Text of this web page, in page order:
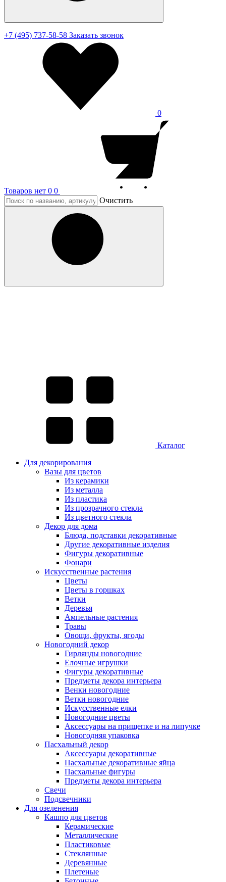
+7 (495) 737-58-58 Заказать звонок
0
Товаров нет 0 0
Очистить
Каталог
Для декорирования
Вазы для цветов
Из керамики
Из металла
Из пластика
Из прозрачного стекла
Из цветного стекла
Декор для дома
Блюда, подставки декоративные
Другие декоративные изделия
Фигуры декоративные
Фонари
Искусственные растения
Цветы
Цветы в горшках
Ветки
Деревья
Ампельные растения
Травы
Овощи, фрукты, ягоды
Новогодний декор
Гирлянды новогодние
Елочные игрушки
Фигуры декоративные
Предметы декора интерьера
Венки новогодние
Ветки новогодние
Искусственные елки
Новогодние цветы
Аксессуары на прищепке и на липучке
Новогодняя упаковка
Пасхальный декор
Аксессуары декоративные
Пасхальные декоративные яйца
Пасхальные фигуры
Предметы декора интерьера
Свечи
Подсвечники
Для озеленения
Кашпо для цветов
Керамические
Металлические
Пластиковые
Стеклянные
Деревянные
Плетеные